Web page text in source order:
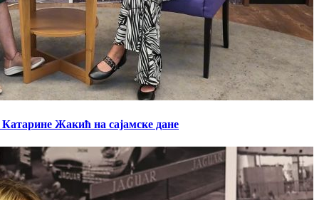
Жакић на сајамске дане